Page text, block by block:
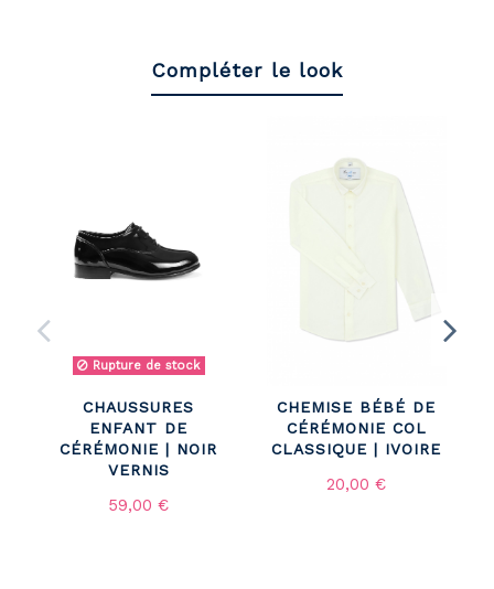
Compléter le look
Rupture de stock
CHAUSSURES
ENFANT DE
CÉRÉMONIE | NOIR
VERNIS
59,00 €
CHEMISE BÉBÉ DE
CÉRÉMONIE COL
CLASSIQUE | IVOIRE
20,00 €